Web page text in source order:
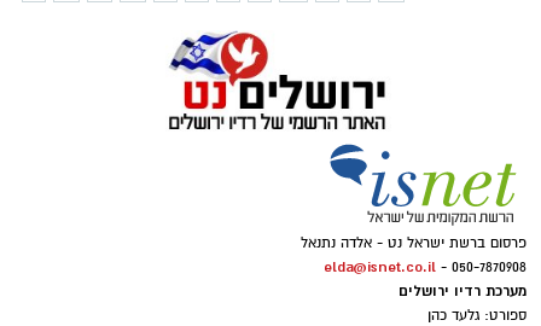
פרסום ברשת ישראל נט - אלדה נתנאל
050-7870908 -
elda@isnet.co.il
מערכת רדיו ירושלים
ספורט: גלעד כהן